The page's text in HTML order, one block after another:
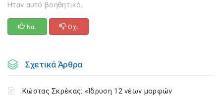
Ηταν αυτό βοηθητικό;
Ναι Οχι
Σχετικά Άρθρα
Κώστας Σκρέκας: «Ίδρυση 12 νέων μορφών